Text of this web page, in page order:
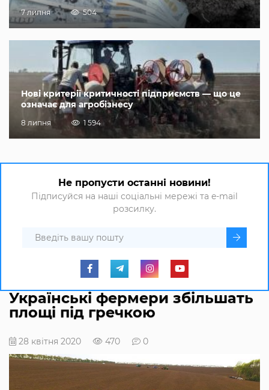
7 липня 504
Нові критерії критичності підприємств — що це
означає для агробізнесу
8 липня 1 594
Не пропусти останні новини!
Підписуйся на наші соціальні мережі та e-mail
розсилку.
Українські фермери збільшать
площі під гречкою
28 квітня 2020 470 0